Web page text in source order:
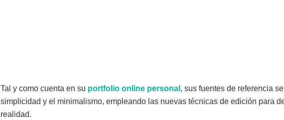
Tal y como cuenta en su portfolio online personal , sus fuentes de referencia
simplicidad y el minimalismo, empleando las nuevas técnicas de edición para
realidad.